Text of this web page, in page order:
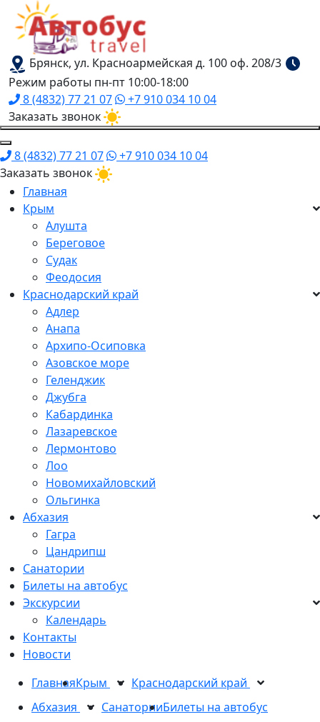
Брянск, ул. Красноармейская д. 100 оф. 208/3
Режим работы пн-пт 10:00-18:00
8 (4832) 77 21 07
+7 910 034 10 04
Заказать звонок
8 (4832) 77 21 07
+7 910 034 10 04
Заказать звонок
Главная
Крым
Алушта
Береговое
Судак
Феодосия
Краснодарский край
Адлер
Анапа
Архипо-Осиповка
Азовское море
Геленджик
Джубга
Кабардинка
Лазаревское
Лермонтово
Лоо
Новомихайловский
Ольгинка
Абхазия
Гагра
Цандрипш
Санатории
Билеты на автобус
Экскурсии
Календарь
Контакты
Новости
ГлавнаяКрым
Краснодарский край
Абхазия
СанаторииБилеты на автобус